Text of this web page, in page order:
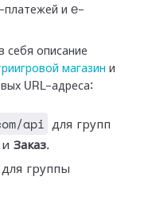
платежей и e-
себя описание
магазин и
URL-адреса:
api
для групп
и Заказ.
для группы